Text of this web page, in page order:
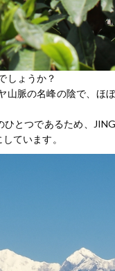
しょうか？
脈の名峰の陰で、ほ
とつであるため、
ています。